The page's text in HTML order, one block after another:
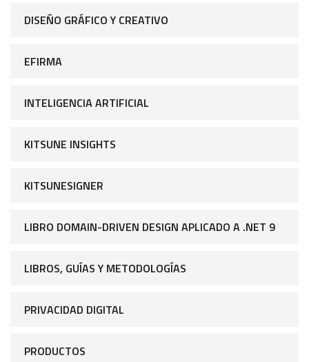
DISEÑO GRÁFICO Y CREATIVO
EFIRMA
INTELIGENCIA ARTIFICIAL
KITSUNE INSIGHTS
KITSUNESIGNER
LIBRO DOMAIN-DRIVEN DESIGN APLICADO A .NET 9
LIBROS, GUÍAS Y METODOLOGÍAS
PRIVACIDAD DIGITAL
PRODUCTOS